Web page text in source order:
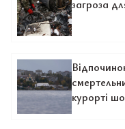
загроза
курорті